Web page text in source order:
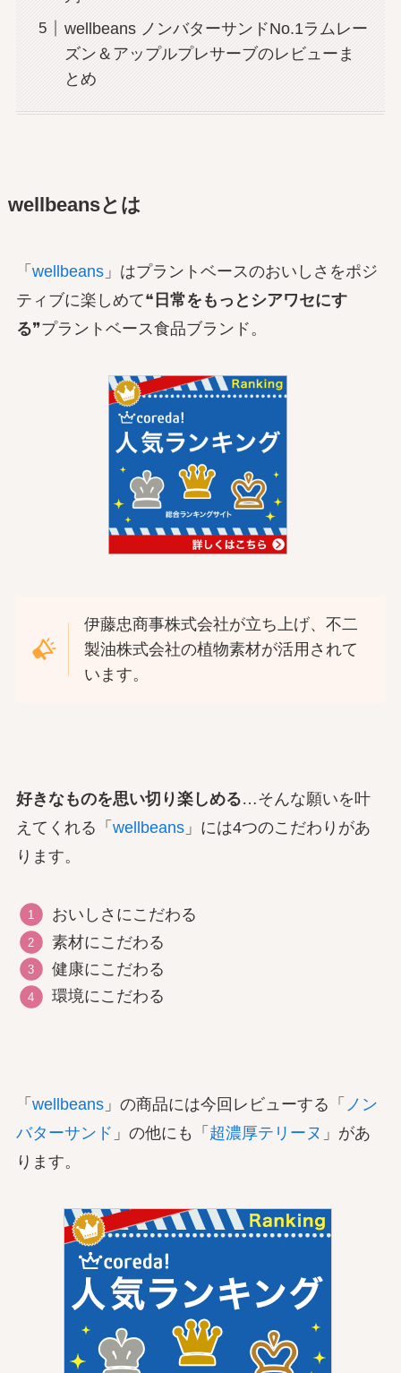
wellbeans ノンバターサンドNo.1ラムレー
ズン＆アップルプレサーブのレビューま
とめ
wellbeansとは
「 wellbeans」はプラントベースのおいしさをポジ
ティブに楽しめて❝ 日常をもっとシアワセにす
る❞プラントベース食品ブランド。
伊藤忠商事株式会社が立ち上げ、不二
製油株式会社の植物素材が活用されて
います。
好きなものを思い切り楽しめる…そんな願いを叶
えてくれる「 wellbeans」には4つのこだわりがあ
ります。
おいしさにこだわる
素材にこだわる
健康にこだわる
環境にこだわる
「 wellbeans」の商品には今回レビューする「 ノン
バターサンド 」の他にも「 超濃厚テリーヌ 」があ
ります。